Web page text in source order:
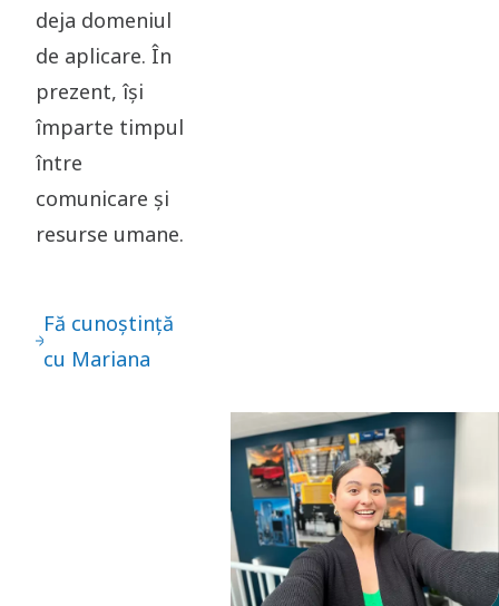
deja domeniul
de aplicare. În
prezent, își
împarte timpul
între
comunicare și
resurse umane.
Fă cunoștință
cu Mariana